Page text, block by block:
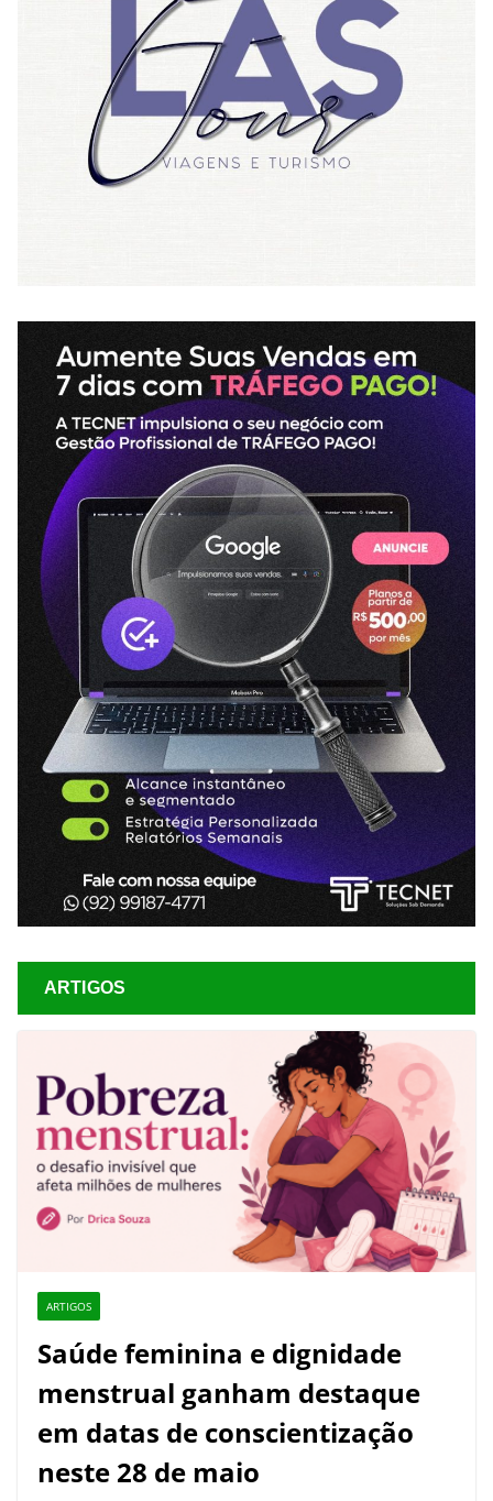
ARTIGOS
ARTIGOS
Saúde feminina e dignidade
menstrual ganham destaque
em datas de conscientização
neste 28 de maio